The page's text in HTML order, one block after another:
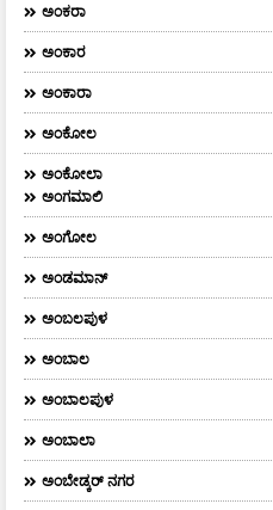
ಅಂಕರಾ
ಅಂಕಾರ
ಅಂಕಾರಾ
ಅಂಕೋಲ
ಅಂಕೋಲಾ
ಅಂಗಮಾಲಿ
ಅಂಗೋಲ
ಅಂಡಮಾನ್
ಅಂಬಲಪುಳ
ಅಂಬಾಲ
ಅಂಬಾಲಪುಳ
ಅಂಬಾಲಾ
ಅಂಬೇಡ್ಕರ್‌ ನಗರ